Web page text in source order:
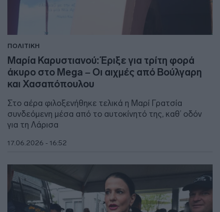
ΠΟΛΙΤΙΚΗ
Μαρία Καρυστιανού: Έριξε για τρίτη φορά
άκυρο στο Mega – Οι αιχμές από Βούλγαρη
και Χασαπόπουλου
Στο αέρα φιλοξενήθηκε τελικά η Μαρί Γρατσία
συνδεόμενη μέσα από το αυτοκίνητό της, καθ’ οδόν
για τη Λάρισα
17.06.2026 - 16:52